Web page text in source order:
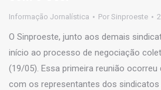
Informação Jornalística Por Sinproeste
O Sinproeste, junto aos demais
início ao processo de negociação
(19/05). Essa primeira reunião
com os representantes dos